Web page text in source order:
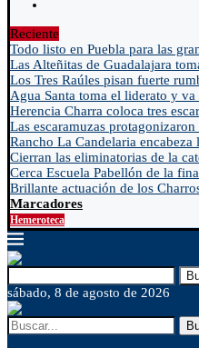
Reciente
Todo listo en Puebla para las
Las Alteñitas de Guadalajara
Los Tres Raúles pisan fuerte
Agua Santa toma el liderato y
Herencia Charra coloca tres
Las escaramuzas
Rancho La Candelaria
Cierran las eliminatorias de la
Cerca Escuela Pabellón de la
Brillante actuación de los
Marcadores
Hemeroteca
sábado, 8 de agosto de 2026